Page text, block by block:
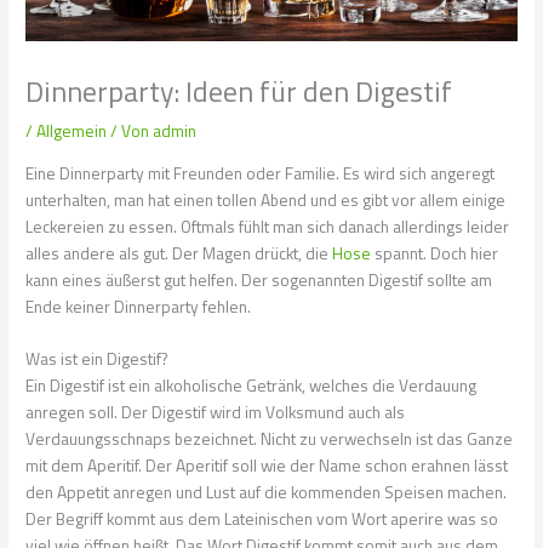
Dinnerparty: Ideen für den Digestif
/Allgemein / Von admin
Eine Dinnerparty mit Freunden oder Familie. Es wird sich angeregt
unterhalten, man hat einen tollen Abend und es gibt vor allem einige
Leckereien zu essen. Oftmals fühlt man sich danach allerdings leider
alles andere als gut. Der Magen drückt, dieHose spannt. Doch hier
kann eines äußerst gut helfen. Der sogenannten Digestif sollte am
Ende keiner Dinnerparty fehlen.
Was ist ein Digestif?
Ein Digestif ist ein alkoholische Getränk, welches die Verdauung
anregen soll. Der Digestif wird im Volksmund auch als
Verdauungsschnaps bezeichnet. Nicht zu verwechseln ist das Ganze
mit dem Aperitif. Der Aperitif soll wie der Name schon erahnen lässt
den Appetit anregen und Lust auf die kommenden Speisen machen.
Der Begriff kommt aus dem Lateinischen vom Wort aperire was so